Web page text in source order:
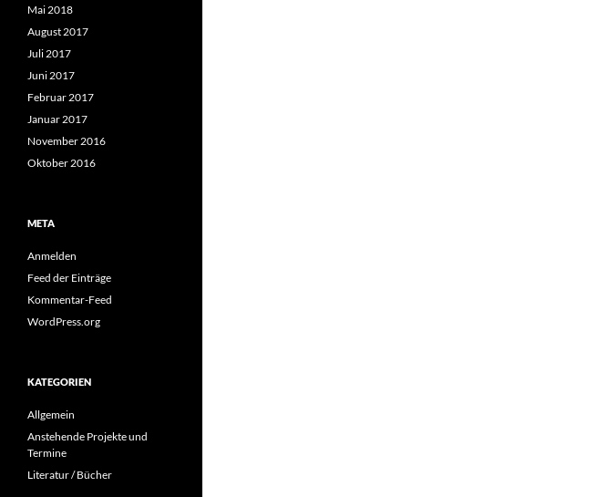
Mai 2018
August 2017
Juli 2017
Juni 2017
Februar 2017
Januar 2017
November 2016
Oktober 2016
META
Anmelden
Feed der Einträge
Kommentar-Feed
WordPress.org
KATEGORIEN
Allgemein
Anstehende Projekte und
Termine
Literatur / Bücher